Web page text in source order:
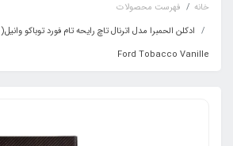
خانه
فهرست محصولات
Ford Tobacco Vanille